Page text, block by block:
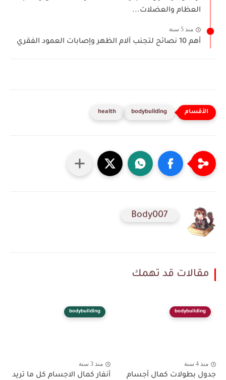
العظام والعضلات...
منذ 5 سنة
أهم 10 نصائح لتجنب آلام الظهر وإصابات العمود الفقري
bodybuilding
health
Body007
مقالات قد تهمك
bodybuilding
منذ 4 سنة
جدول بطولات كمال أجسام
bodybuilding
منذ 3 سنة
أنفار كمال الاجسام كل ما تريد